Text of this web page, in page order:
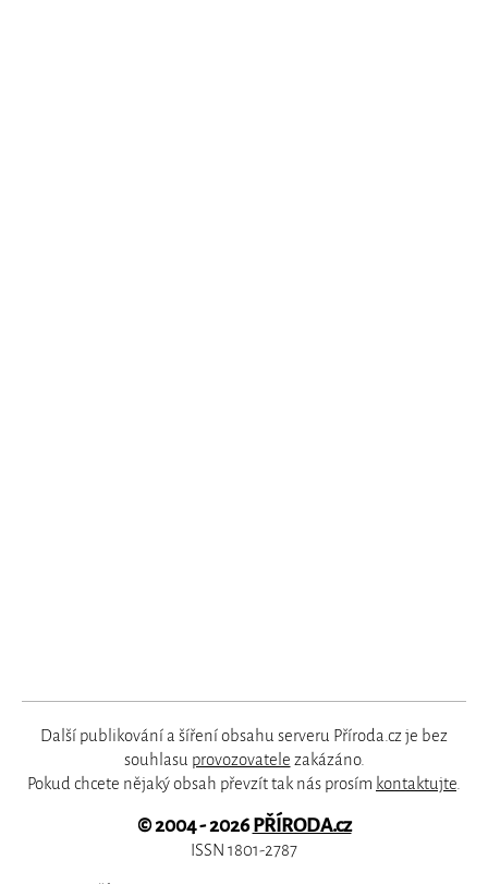
Další publikování a šíření obsahu serveru Příroda.cz je bez
souhlasu provozovatele zakázáno.
Pokud chcete nějaký obsah převzít tak nás prosím kontaktujte
© 2004 - 2026PŘÍRODA.cz
ISSN 1801-2787